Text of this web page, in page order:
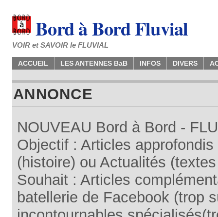
Bord à Bord Fluvial
VOIR et SAVOIR le FLUVIAL
ACCUEIL LES ANTENNES BaB INFOS DIVERS
ANNONCE
NOUVEAU Bord à Bord -
Objectif : Articles
(histoire) ou Actualités
Souhait : Articles
batellerie de Facebook (trop